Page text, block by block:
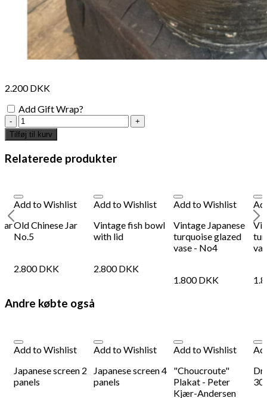
2.200DKK
Add Gift Wrap?
Old
Chinese
Jar
No.1
antal
Tilføj til kurv
Relaterede produkter
jar
Add to Wishlist
Old Chinese Jar
No.5
2.800DKK
Add to Wishlist
Vintage fish bowl
with lid
2.800DKK
Add to Wishlist
Vintage Japanese
turquoise glazed
vase - No4
1.800DKK
Andre købte også
Add to Wishlist
Japanese screen 2
panels
Add to Wishlist
Japanese screen 4
panels
Add to Wishlist
"Choucroute"
Plakat - Peter
Kjær-Andersen